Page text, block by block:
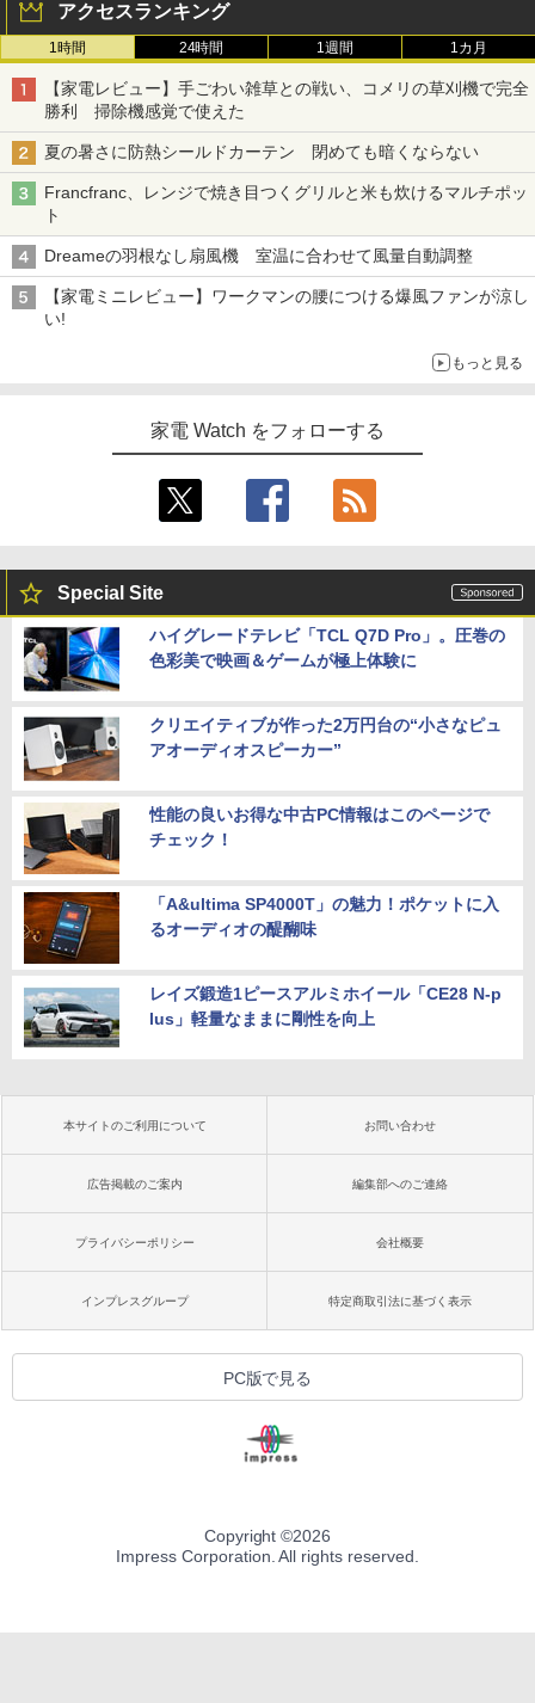
アクセスランキング
1時間 24時間 1週間 1カ月
【家電レビュー】手ごわい雑草との戦い、コメリの草刈機で完全
勝利 掃除機感覚で使えた
夏の暑さに防熱シールドカーテン 閉めても暗くならない
Francfranc、レンジで焼き目つくグリルと米も炊けるマルチポッ
ト
Dreameの羽根なし扇風機 室温に合わせて風量自動調整
【家電ミニレビュー】ワークマンの腰につける爆風ファンが涼し
い!
もっと見る
家電 Watch をフォローする
Special Site
ハイグレードテレビ「TCL Q7D Pro」。圧巻の
色彩美で映画＆ゲームが極上体験に
クリエイティブが作った2万円台の“小さなピュ
アオーディオスピーカー”
性能の良いお得な中古PC情報はこのページで
チェック！
「A&ultima SP4000T」の魅力！ポケットに入
るオーディオの醍醐味
レイズ鍛造1ピースアルミホイール「CE28 N-p
lus」軽量なままに剛性を向上
本サイトのご利用について お問い合わせ
広告掲載のご案内 編集部へのご連絡
プライバシーポリシー 会社概要
インプレスグループ 特定商取引法に基づく表示
PC版で見る
Copyright ©2026
Impress Corporation. All rights reserved.